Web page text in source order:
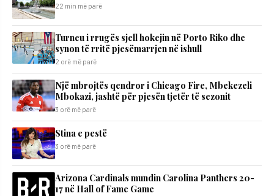
22 min më parë
Turneu i rrugës sjell hokejin në Porto Riko dhe
synon të rritë pjesëmarrjen në ishull
2 orë më parë
Një mbrojtës qendror i Chicago Fire, Mbekezeli
Mbokazi, jashtë për pjesën tjetër të sezonit
3 orë më parë
Stina e pestë
3 orë më parë
Arizona Cardinals mundin Carolina Panthers 20-
17 në Hall of Fame Game